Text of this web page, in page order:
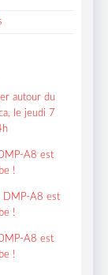
autour du
le jeudi 7
A8 est
!
DMP-A8 est
!
A8 est
!